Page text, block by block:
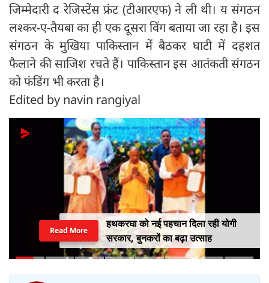
जिम्मेदारी द रेजिस्टेंस फ्रंट (टीआरएफ) ने ली थी। य संगठन
लश्कर-ए-तैयबा का ही एक दूसरा विंग बताया जा रहा है। इस
संगठन के मुखिया पाकिस्तान में बैठकर घाटी में दहशत
फैलाने की साजिश रचते हैं। पाकिस्तान इस आतंकती संगठन
को फंडिंग भी करता है।
Edited by navin rangiyal
हथकरघा को नई पहचान दिला रही योगी
सरकार, बुनकरों का बढ़ा उत्साह
Read More